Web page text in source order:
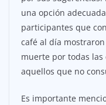
una opción
participantes que
café al día
muerte por todas las
aquellos que no
Es importante